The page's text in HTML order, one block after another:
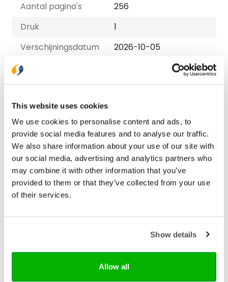
This website uses cookies
We use cookies to personalise content and ads, to
provide social media features and to analyse our traffic.
We also share information about your use of our site with
our social media, advertising and analytics partners who
may combine it with other information that you’ve
provided to them or that they’ve collected from your use
of their services.
Show details
Allow all
Aantal pagina's
256
Druk
1
Verschijningsdatum
2026-10-05
Uitvoeringen
€ 22,99
E-book
€ 13,99
Bezorging binnen 1–2 werkdagen
Gratis retourneren